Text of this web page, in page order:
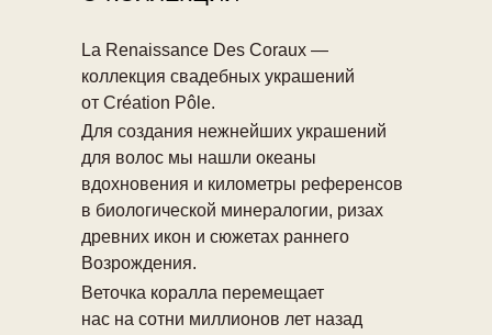
La Renaissance Des Coraux —
коллекция свадебных украшений
от Création Pôle.
Для создания нежнейших украшений
для волос мы нашли океаны
вдохновения и километры референсов
в биологической минералогии, ризах
древних икон и сюжетах раннего
Возрождения.
Веточка коралла перемещает
нас на сотни миллионов лет назад